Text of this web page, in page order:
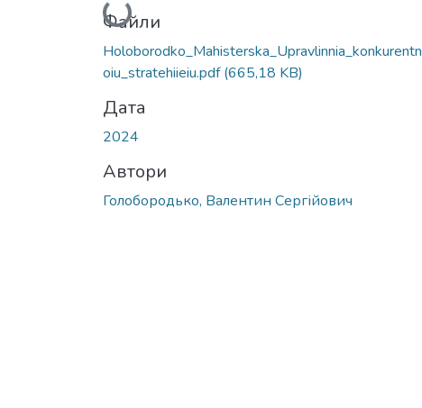
Вантажиться...
Файли
Holoborodko_Mahisterska_Upravlinnia_konkurentn
oiu_stratehiieiu.pdf(665,18 KB)
Дата
2024
Автори
Голобородько, Валентин Сергійович